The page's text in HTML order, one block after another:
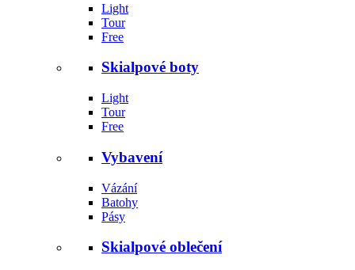
Light
Tour
Free
Skialpové boty
Light
Tour
Free
Vybavení
Vázání
Batohy
Pásy
Skialpové oblečení